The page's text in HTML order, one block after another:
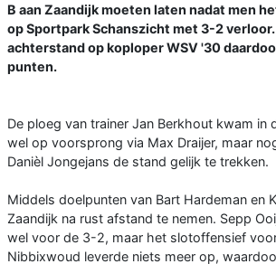
B aan Zaandijk moeten laten nadat men
op Sportpark Schanszicht met 3-2
achterstand op koploper WSV '30
punten.
De ploeg van trainer Jan Berkhout kwam in
wel op voorsprong via Max Draijer, maar
Danièl Jongejans de stand gelijk te trekken.
Middels doelpunten van Bart Hardeman en
Zaandijk na rust afstand te nemen. Sepp
wel voor de 3-2, maar het slotoffensief
Nibbixwoud leverde niets meer op,